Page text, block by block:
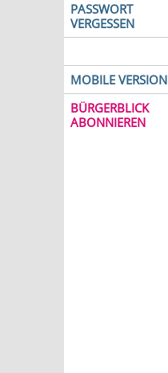
PASSWORT
VERGESSEN
MOBILE VERSION
BÜRGERBLICK
ABONNIEREN